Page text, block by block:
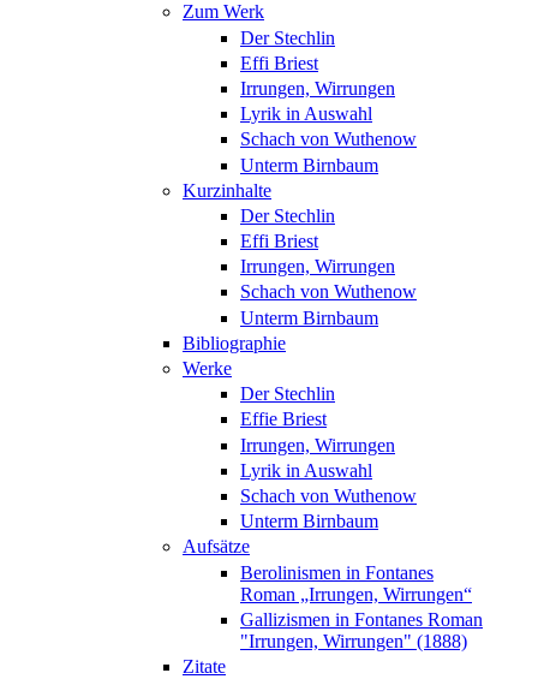
Zum Werk
Der Stechlin
Effi Briest
Irrungen, Wirrungen
Lyrik in Auswahl
Schach von Wuthenow
Unterm Birnbaum
Kurzinhalte
Der Stechlin
Effi Briest
Irrungen, Wirrungen
Schach von Wuthenow
Unterm Birnbaum
Bibliographie
Werke
Der Stechlin
Effie Briest
Irrungen, Wirrungen
Lyrik in Auswahl
Schach von Wuthenow
Unterm Birnbaum
Aufsätze
Berolinismen in Fontanes
Roman „Irrungen, Wirrungen“
Gallizismen in Fontanes Roman
"Irrungen, Wirrungen" (1888)
Zitate